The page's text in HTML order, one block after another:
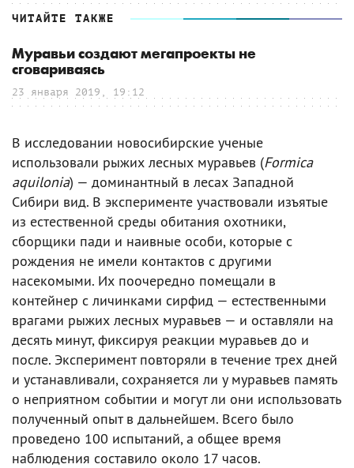
ЧИТАЙТЕ ТАКЖЕ
Муравьи создают мегапроекты не
сговариваясь
23 января 2019, 19:12
В исследовании новосибирские ученые
использовали рыжих лесных муравьев (Formica
aquilonia) — доминантный в лесах Западной
Сибири вид. В эксперименте участвовали изъятые
из естественной среды обитания охотники,
сборщики пади и наивные особи, которые с
рождения не имели контактов с другими
насекомыми. Их поочередно помещали в
контейнер с личинками сирфид — естественными
врагами рыжих лесных муравьев — и оставляли на
десять минут, фиксируя реакции муравьев до и
после. Эксперимент повторяли в течение трех дней
и устанавливали, сохраняется ли у муравьев память
о неприятном событии и могут ли они использовать
полученный опыт в дальнейшем. Всего было
проведено 100 испытаний, а общее время
наблюдения составило около 17 часов.